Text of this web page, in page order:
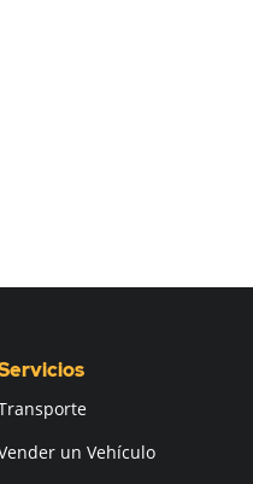
un Vehículo